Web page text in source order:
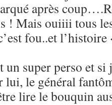
après
! Mais ouiiii tous
fou..et
un super perso et
lui, le général
lire le bouquin